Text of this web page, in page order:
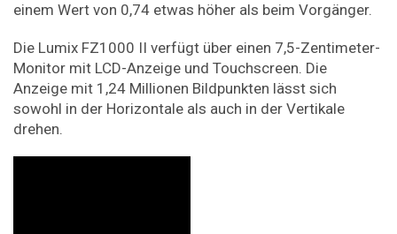
einem Wert von 0,74 etwas höher als beim Vorgänger.
Die Lumix FZ1000 II verfügt über einen 7,5-Zentimeter-
Monitor mit LCD-Anzeige und Touchscreen. Die
Anzeige mit 1,24 Millionen Bildpunkten lässt sich
sowohl in der Horizontale als auch in der Vertikale
drehen.